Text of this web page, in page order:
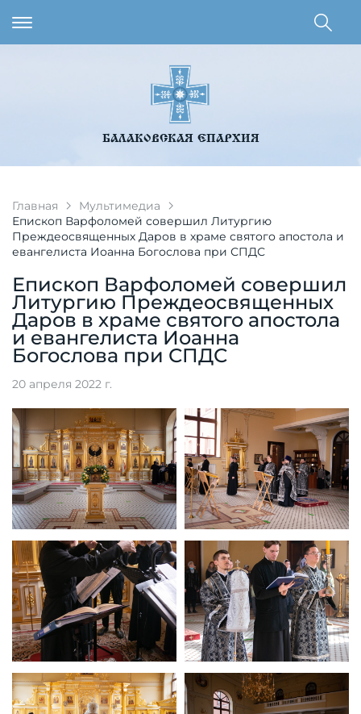
БАЛАКОВСКАЯ ЕПАРХИЯ
Главная
Мультимедиа
Епископ Варфоломей совершил Литургию
Преждеосвященных Даров в храме святого апостола и
евангелиста Иоанна Богослова при СПДС
Епископ Варфоломей совершил
Литургию Преждеосвященных
Даров в храме святого апостола
и евангелиста Иоанна
Богослова при СПДС
20 апреля 2022 г.